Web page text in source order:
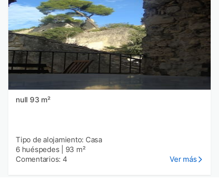
null 93 m²
Tipo de alojamiento: Casa
6 huéspedes
93 m²
Comentarios: 4
Ver más